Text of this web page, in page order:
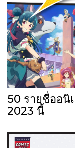
50 รายชื่ออนิ
2023 นี้